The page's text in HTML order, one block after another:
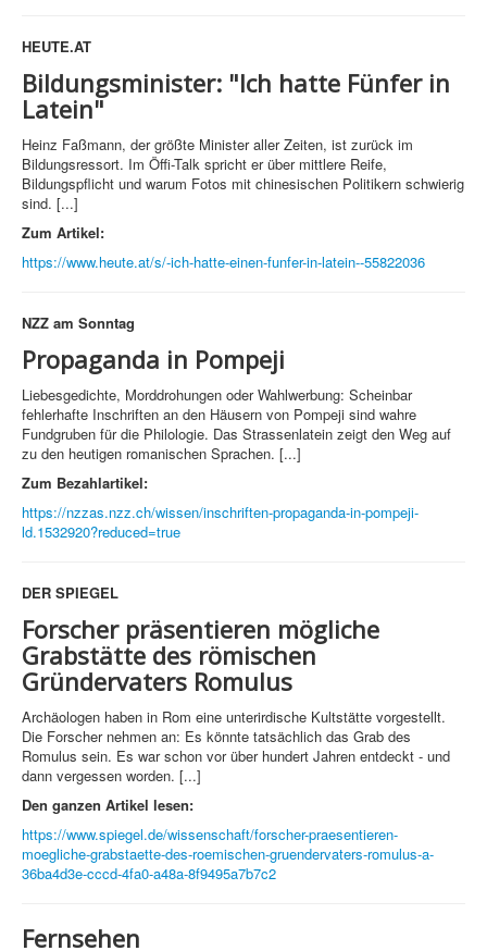
HEUTE.AT
Bildungsminister: "Ich hatte Fünfer in
Latein"
Heinz Faßmann, der größte Minister aller Zeiten, ist zurück im
Bildungsressort. Im Öffi-Talk spricht er über mittlere Reife,
Bildungspflicht und warum Fotos mit chinesischen Politikern schwierig
sind. [...]
Zum Artikel:
https://www.heute.at/s/-ich-hatte-einen-funfer-in-latein--55822036
NZZ am Sonntag
Propaganda in Pompeji
Liebesgedichte, Morddrohungen oder Wahlwerbung: Scheinbar
fehlerhafte Inschriften an den Häusern von Pompeji sind wahre
Fundgruben für die Philologie. Das Strassenlatein zeigt den Weg auf
zu den heutigen romanischen Sprachen. [...]
Zum Bezahlartikel:
https://nzzas.nzz.ch/wissen/inschriften-propaganda-in-pompeji-
ld.1532920?reduced=true
DER SPIEGEL
Forscher präsentieren mögliche
Grabstätte des römischen
Gründervaters Romulus
Archäologen haben in Rom eine unterirdische Kultstätte vorgestellt.
Die Forscher nehmen an: Es könnte tatsächlich das Grab des
Romulus sein. Es war schon vor über hundert Jahren entdeckt - und
dann vergessen worden. [...]
Den ganzen Artikel lesen:
https://www.spiegel.de/wissenschaft/forscher-praesentieren-
moegliche-grabstaette-des-roemischen-gruendervaters-romulus-a-
36ba4d3e-cccd-4fa0-a48a-8f9495a7b7c2
Fernsehen